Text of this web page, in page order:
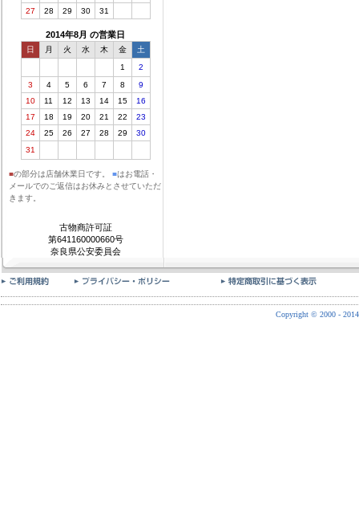
27
28 29 30 31
2014年8月 の営業日
日 月 火 水 木 金
土
1
2
3
4 5 6 7 8
9
10
11 12 13 14 15
16
17
18 19 20 21 22
23
24
25 26 27 28 29
30
31
■の部分は店舗休業日です。 ■はお電話・
メールでのご返信はお休みとさせていただ
きます。
古物商許可証
第641160000660号
奈良県公安委員会
Copyright © 2000 -